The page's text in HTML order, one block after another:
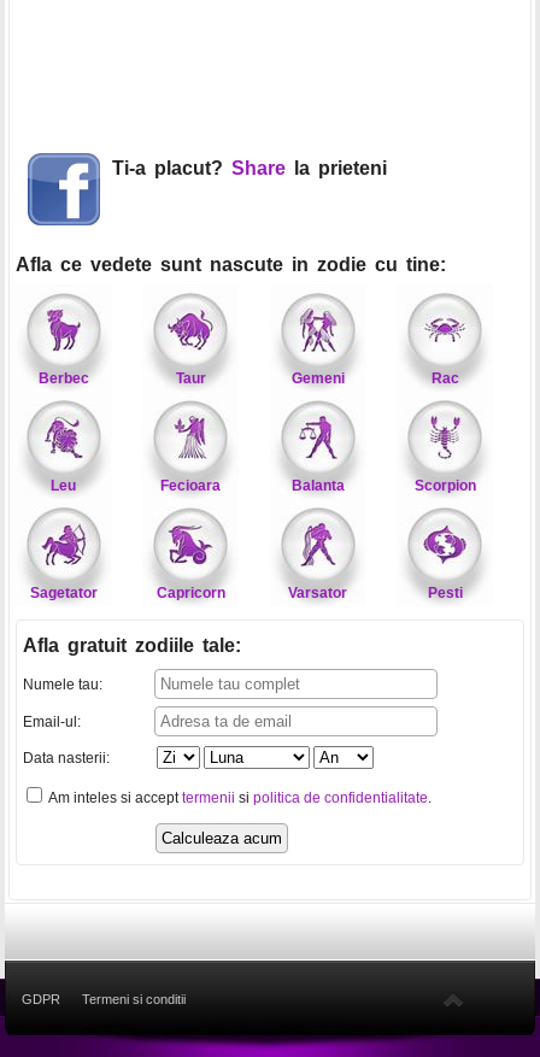
Ti-a placut? Share la prieteni
Afla ce vedete sunt nascute in zodie cu tine:
Berbec Taur Gemeni Rac
Leu Fecioara Balanta Scorpion
Sagetator Capricorn Varsator Pesti
Afla gratuit zodiile tale:
Numele tau:
Email-ul:
Data nasterii:
Am inteles si accepttermenii si politica de confidentialitate.
GDPR Termeni si conditii